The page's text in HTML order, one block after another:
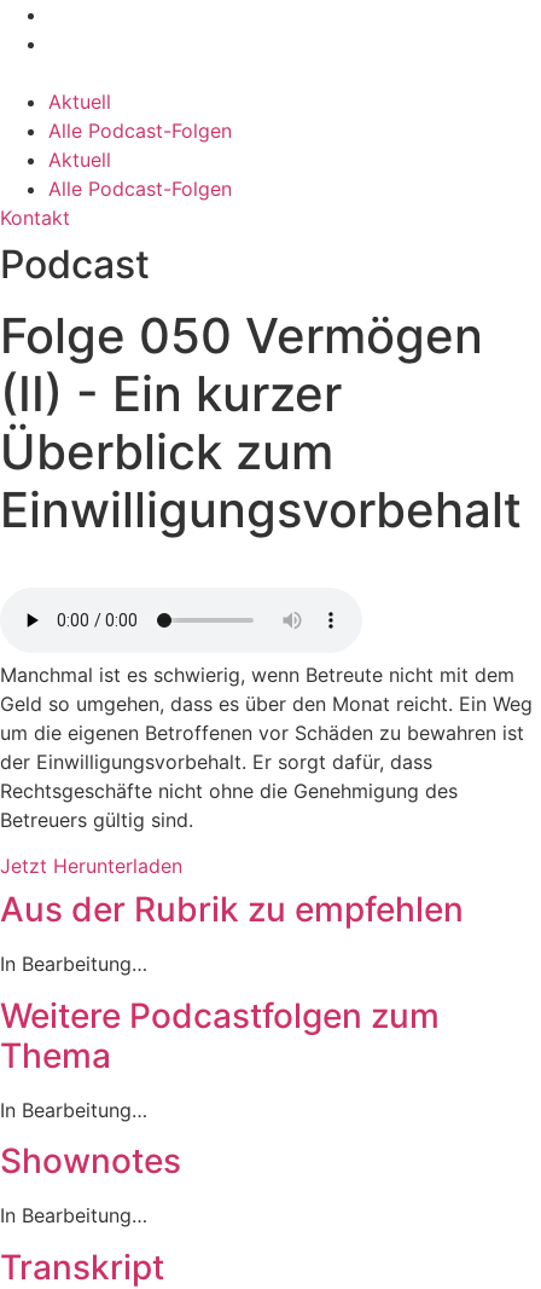
Zum
Inhalt
Aktuell
Alle Podcast-Folgen
Aktuell
Alle Podcast-Folgen
Kontakt
Podcast
Folge 050 Vermögen
(II) - Ein kurzer
Überblick zum
Einwilligungsvorbehalt
Manchmal ist es schwierig, wenn Betreute nicht mit dem
Geld so umgehen, dass es über den Monat reicht. Ein Weg
um die eigenen Betroffenen vor Schäden zu bewahren ist
der Einwilligungsvorbehalt. Er sorgt dafür, dass
Rechtsgeschäfte nicht ohne die Genehmigung des
Betreuers gültig sind.
Jetzt Herunterladen
Aus der Rubrik zu empfehlen
In Bearbeitung…
Weitere Podcastfolgen zum
Thema
In Bearbeitung…
Shownotes
In Bearbeitung…
Transkript